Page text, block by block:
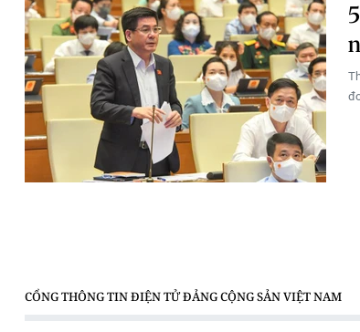
CỔNG THÔNG TIN ĐIỆN TỬ ĐẢNG CỘNG SẢN VIỆT NAM